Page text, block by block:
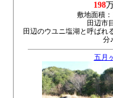
198
敷地面積：
田辺市
田辺のウユニ塩湖と呼ばれ
分♪
五月